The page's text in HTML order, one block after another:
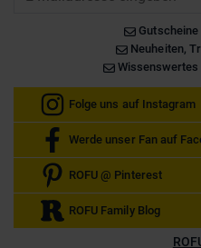
Neuheiten,
Wissenswertes
Folge uns auf Instagram
Werde unser Fan auf
ROFU @ Pinterest
ROFU Family Blog